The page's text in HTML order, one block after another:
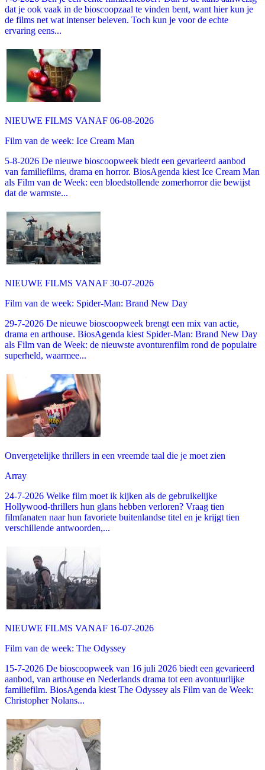
dat je ook vaak in de bioscoopzaal te vinden bent, want hier kun je
de films net wat intenser beleven. Toch kun je voor de echte
ervaring eens...
NIEUWE FILMS VANAF 06-08-2026
Film van de week: Ice Cream Man
5-8-2026 De nieuwe bioscoopweek biedt een gevarieerd aanbod
van familiefilms, drama en horror. BiosAgenda kiest Ice Cream Man
als Film van de Week: een bloedstollende zomerhorror die bewijst
dat de warmste...
NIEUWE FILMS VANAF 30-07-2026
Film van de week: Spider-Man: Brand New Day
29-7-2026 De nieuwe bioscoopweek brengt een mix van actie,
drama en arthouse. BiosAgenda kiest Spider-Man: Brand New Day
als Film van de Week: de nieuwste avonturenfilm rond de populaire
superheld, waarmee...
Onvergetelijke thrillers in een vreemde taal die je moet zien
Array
24-7-2026 Welke film moet ik kijken als de gebruikelijke
Hollywood-thrillers hun glans hebben verloren? Vraag tien
filmfanaten naar hun favoriete buitenlandse titel en je krijgt tien
verschillende antwoorden,...
NIEUWE FILMS VANAF 16-07-2026
Film van de week: The Odyssey
15-7-2026 De bioscoopweek van 16 juli 2026 biedt een gevarieerd
aanbod, van arthouse en Nederlands drama tot een avontuurlijke
familiefilm. BiosAgenda kiest The Odyssey als Film van de Week:
Christopher Nolans...